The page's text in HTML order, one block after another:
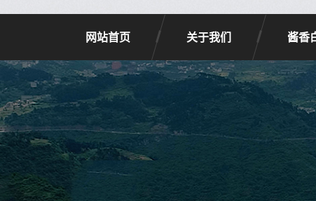
网站首页 关于我们 酱香